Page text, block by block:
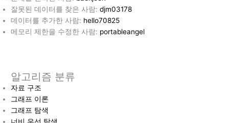
잘못된 데이터를 찾은 사람:djm03178
데이터를 추가한 사람: hello70825
메모리 제한을 수정한 사람: portableangel
알고리즘 분류
자료 구조
그래프 이론
그래프 탐색
너비 우선 탐색